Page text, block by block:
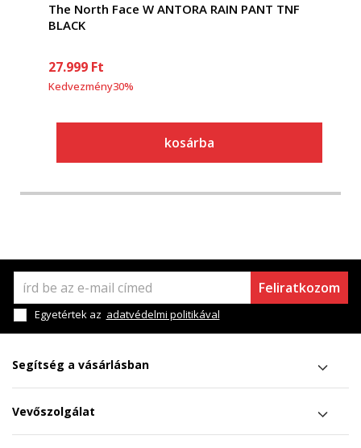
The North Face W ANTORA RAIN PANT TNF
BLACK
27.999 Ft
Kedvezmény30%
kosárba
Feliratkozom
Egyetértek az adatvédelmi politikával
Segítség a vásárlásban
Vevőszolgálat